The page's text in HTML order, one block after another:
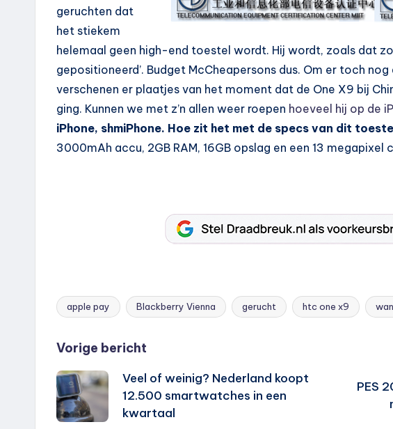
geruchten dat
het stiekem
helemaal geen high-end toestel wordt. Hij wordt, zoals dat
gepositioneerd’. Budget McCheapersons dus. Om er toch
verschenen er plaatjes van het moment dat de One X9 bij
ging. Kunnen we met z’n allen weer roepen hoeveel hij op de
iPhone, shmiPhone. Hoe zit het met de specs van dit
3000mAh accu, 2GB RAM, 16GB opslag en een 13 megapixel
Tags:
apple pay Blackberry Vienna gerucht htc one x9
Bericht
navigatie
Vorige bericht
Veel of weinig? Nederland koopt
12.500 smartwatches in een
kwartaal
PES